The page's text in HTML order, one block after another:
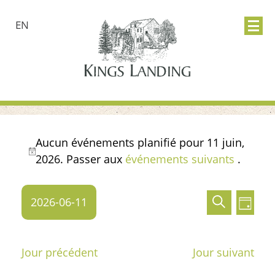
EN
Événements
for
11
juin,
Notice
Aucun événements planifié pour 11 juin,
2026. Passer aux événements suivants .
Jour
2026-06-11
date.
Jour précédent Jour suivant